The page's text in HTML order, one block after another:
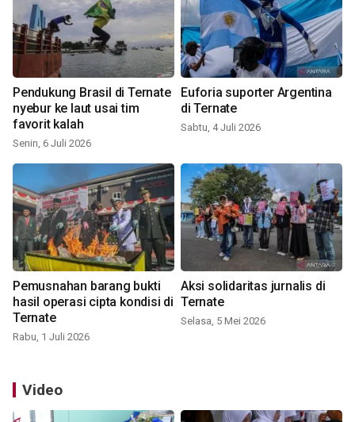
Pendukung Brasil di Ternate
nyebur ke laut usai tim
favorit kalah
Senin, 6 Juli 2026
Euforia suporter Argentina
di Ternate
Sabtu, 4 Juli 2026
Pemusnahan barang bukti
hasil operasi cipta kondisi di
Ternate
Rabu, 1 Juli 2026
Aksi solidaritas jurnalis di
Ternate
Selasa, 5 Mei 2026
Video